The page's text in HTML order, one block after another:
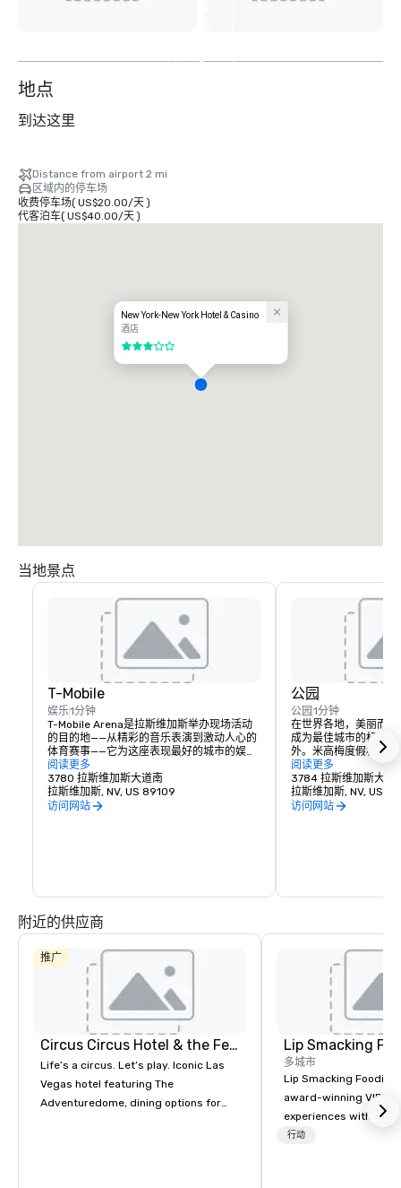
8
地点
到达这里
Distance from airport 2 mi
区域内的停车场
收费停车场( US$20.00/天)
代客泊车( US$40.00/天)
New York-New York Hotel & Casino
酒店
3/5
当地景点
T-Mobile
娱乐1分钟
T-Mobile Arena是拉斯维加斯举办现场活动
的目的地——从精彩的音乐表演到激动人心的
体育赛事——它为这座表现最好的城市的娱乐
含义树立了新的标准。拥有 20,000 个座位
的 T-Mobile Arena 举办激动人心的世界级赛
事，从UFC、拳击、曲棍球、篮球和骑牛到
备受瞩目的颁奖晚会和顶级音乐会，每个人
阅读更多
3780 拉斯维加斯大道南
拉斯维加斯, NV, US 89109
访问网站
公园
公园 1分钟
在世界各地，美丽而
成为最佳城市的标志
外。米高梅度假村通
大道旁创建了一个充
构想了传统的行人体
方与朋友聚会，还是
之前吃点东西，The
阅读更多
3784 拉斯维加斯大道
拉斯维加斯, NV, US
访问网站
附近的供应商
推广
Circus Circus Hotel & the Festival Grounds
Life’s a circus. Let’s play. Iconic Las
Vegas hotel featuring The
Adventuredome, dining options for
Lip Smacking
多城市
Lip Smacking Foodie
award-winning VIP
experiences with
restaurants
行动